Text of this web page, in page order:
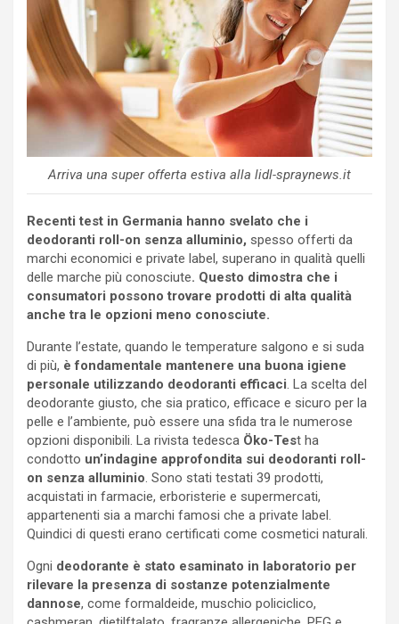
Arriva una super offerta estiva alla lidl-spraynews.it
Recenti test in Germania hanno svelato che i
deodoranti roll-on senza alluminio, spesso offerti da
marchi economici e private label, superano in qualità quelli
delle marche più conosciute. Questo dimostra che i
consumatori possono trovare prodotti di alta qualità
anche tra le opzioni meno conosciute.
Durante l’estate, quando le temperature salgono e si suda
di più, è fondamentale mantenere una buona igiene
personale utilizzando deodoranti efficaci. La scelta del
deodorante giusto, che sia pratico, efficace e sicuro per la
pelle e l’ambiente, può essere una sfida tra le numerose
opzioni disponibili. La rivista tedesca Öko-Test ha
condotto un’indagine approfondita sui deodoranti roll-
on senza alluminio. Sono stati testati 39 prodotti,
acquistati in farmacie, erboristerie e supermercati,
appartenenti sia a marchi famosi che a private label.
Quindici di questi erano certificati come cosmetici naturali.
Ogni deodorante è stato esaminato in laboratorio per
rilevare la presenza di sostanze potenzialmente
dannose, come formaldeide, muschio policiclico,